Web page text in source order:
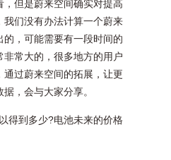
但是蔚来空间确实对提高
们没有办法计算一个蔚来
，可能需要有一段时间的
常大的，很多地方的用户
过蔚来空间的拓展，让更
，会与大家分享。
得到多少?电池未来的价格